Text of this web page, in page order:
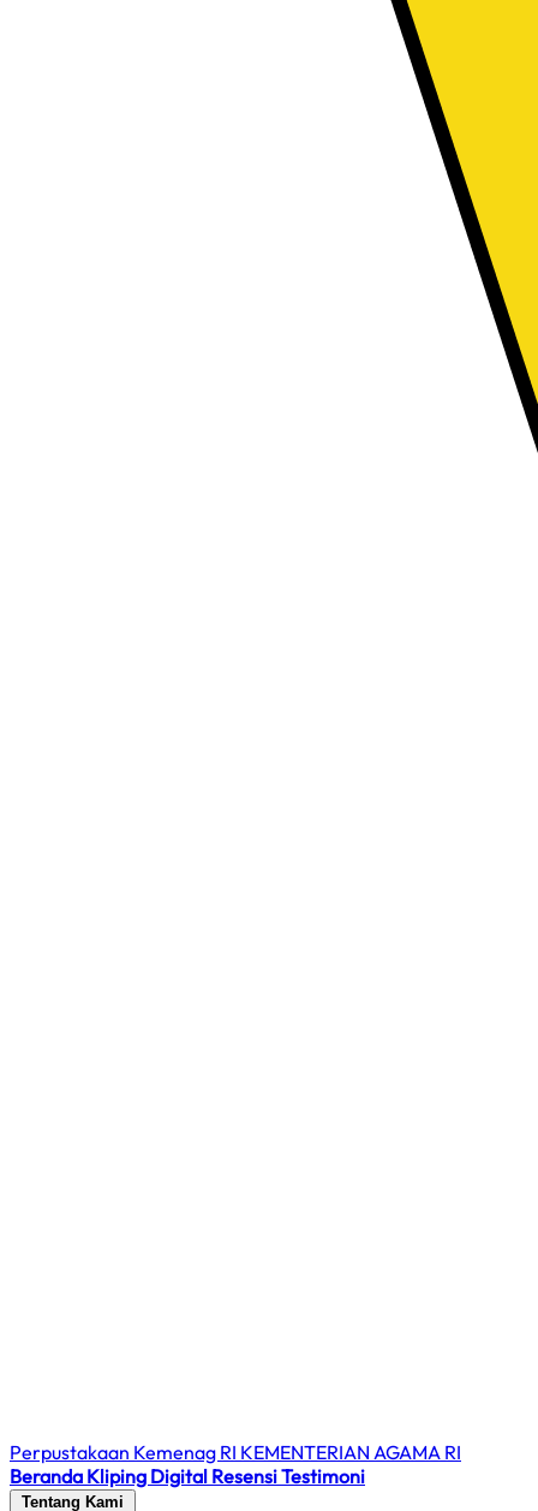
Perpustakaan Kemenag RI KEMENTERIAN AGAMA RI
Beranda Kliping Digital ResensiTestimoni
Tentang Kami